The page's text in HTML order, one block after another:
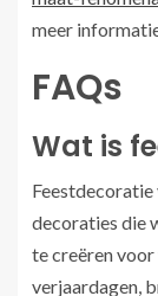
meer
FAQs
Wat is
Feestdecoratie
decoraties die
te creëren voor
verjaardagen,